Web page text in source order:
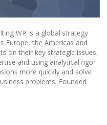
WP is a global strategy
Europe, the Americas and
on their key strategic issues,
and using analytical rigor
more quickly and solve
problems. Founded